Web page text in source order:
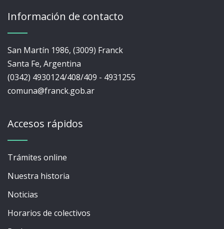
Información de contacto
San Martín 1986, (3009) Franck
Santa Fe, Argentina
(0342) 4930124/408/409 - 4931255
comuna@franck.gob.ar
Accesos rápidos
Trámites online
Nuestra historia
Noticias
Horarios de colectivos